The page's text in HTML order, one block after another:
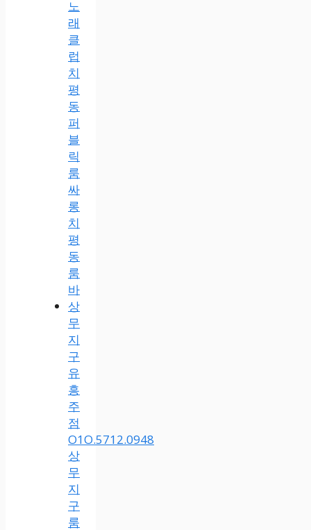
노
래
클
럽
치
평
동
퍼
블
릭
룸
싸
롱
치
평
동
룸
바
상
무
지
구
유
흥
주
점
O1O.5712.0948
상
무
지
구
룸